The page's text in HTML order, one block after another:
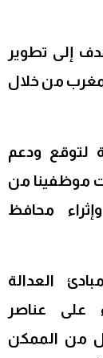
إلى تطوير
من خلال
لتوقع ودعم
موظفينا من
محافظ
العدالة
على عناصر
من الممكن